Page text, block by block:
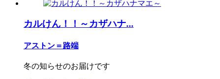
カルけん！！～カザハナ...
アストン＝路端
冬の知らせのお届けです